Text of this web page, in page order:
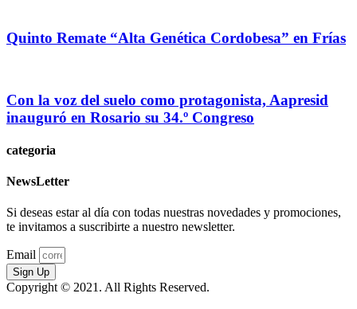
Quinto Remate “Alta Genética Cordobesa” en Frías
Con la voz del suelo como protagonista, Aapresid
inauguró en Rosario su 34.º Congreso
categoria
NewsLetter
Si deseas estar al día con todas nuestras novedades y promociones,
te invitamos a suscribirte a nuestro newsletter.
Email
Sign Up
Copyright © 2021. All Rights Reserved.